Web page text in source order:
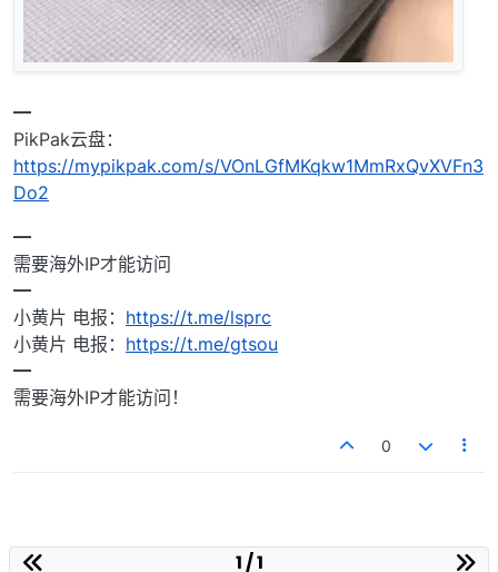
━
PikPak云盘：
https://mypikpak.com/s/VOnLGfMKqkw1MmRxQvXVFn3
Do2
━
需要海外IP才能访问
━
小黄片 电报： https://t.me/lsprc
小黄片 电报： https://t.me/gtsou
━
需要海外IP才能访问！
0
1 / 1